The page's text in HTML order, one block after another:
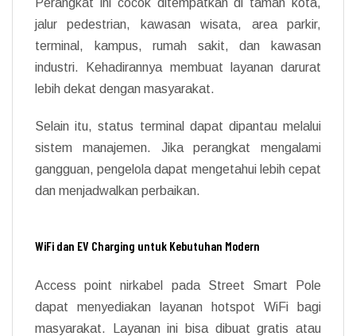
jalur pedestrian, kawasan wisata, area parkir,
terminal, kampus, rumah sakit, dan kawasan
industri. Kehadirannya membuat layanan darurat
lebih dekat dengan masyarakat.
Selain itu, status terminal dapat dipantau melalui
sistem manajemen. Jika perangkat mengalami
gangguan, pengelola dapat mengetahui lebih cepat
dan menjadwalkan perbaikan.
WiFi dan EV Charging untuk Kebutuhan Modern
Access point nirkabel pada Street Smart Pole
dapat menyediakan layanan hotspot WiFi bagi
masyarakat. Layanan ini bisa dibuat gratis atau